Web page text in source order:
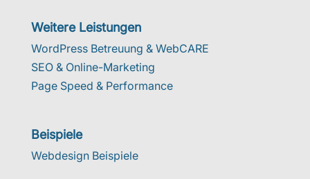
Weitere Leistungen
WordPress Betreuung & WebCARE
SEO & Online-Marketing
Page Speed & Performance
Beispiele
Webdesign Beispiele